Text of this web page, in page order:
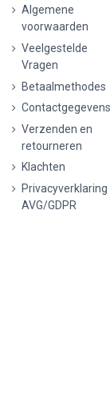
Algemene
voorwaarden
Veelgestelde
Vragen
Betaalmethodes
Contactgegevens
Verzenden en
retourneren
Klachten
Privacyverklaring
AVG/GDPR